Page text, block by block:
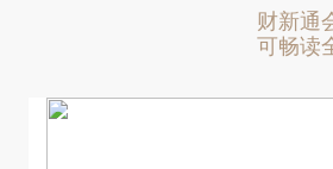
财新通
可畅读